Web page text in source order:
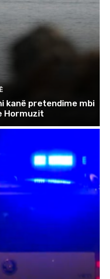
kanë pretendime mbi
Hormuzit